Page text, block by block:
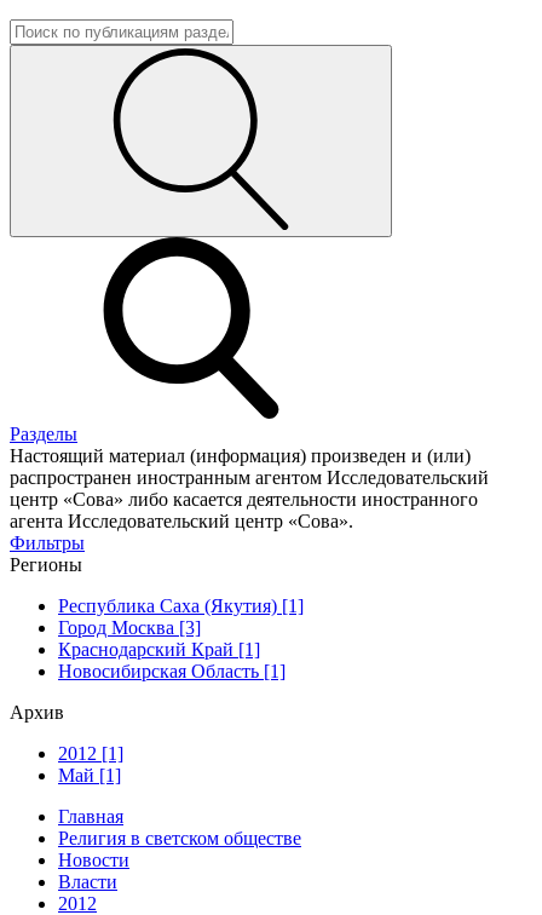
Разделы
Настоящий материал (информация) произведен и (или)
распространен иностранным агентом Исследовательский
центр «Сова» либо касается деятельности иностранного
агента Исследовательский центр «Сова».
Фильтры
Регионы
Республика Саха (Якутия) [1]
Город Москва [3]
Краснодарский Край [1]
Новосибирская Область [1]
Архив
2012 [1]
Май [1]
Главная
Религия в светском обществе
Новости
Власти
2012